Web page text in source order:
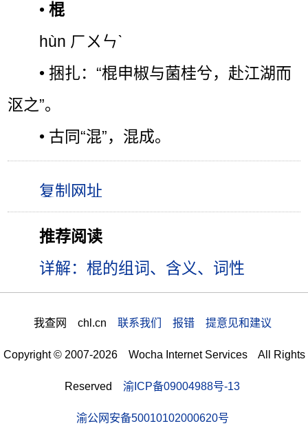
•棍
hùn ㄏㄨㄣˋ
• 捆扎：“棍申椒与菌桂兮，赴江湖而
沤之”。
• 古同“混”，混成。
推荐阅读
详解：棍的组词、含义、词性
我查网 chl.cn 联系我们 报错 提意见和建议
Copyright © 2007-2026 Wocha Internet Services All Rights
Reserved 渝ICP备09004988号-13
渝公网安备50010102000620号